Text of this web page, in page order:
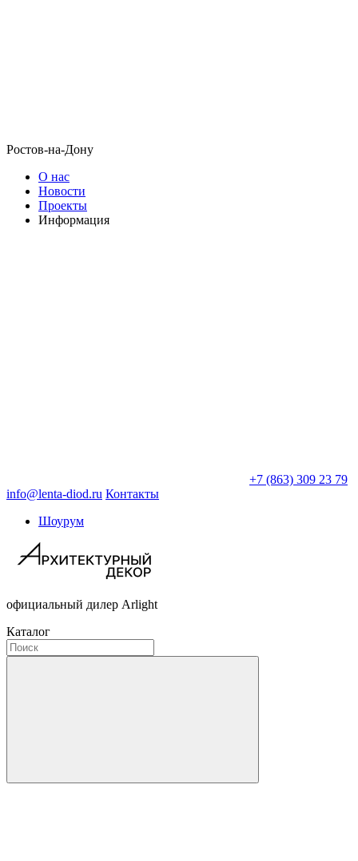
Ростов-на-Дону
О нас
Новости
Проекты
Информация
+7 (863) 309 23 79
info@lenta-diod.ru Контакты
Шоурум
официальный дилер Arlight
Каталог